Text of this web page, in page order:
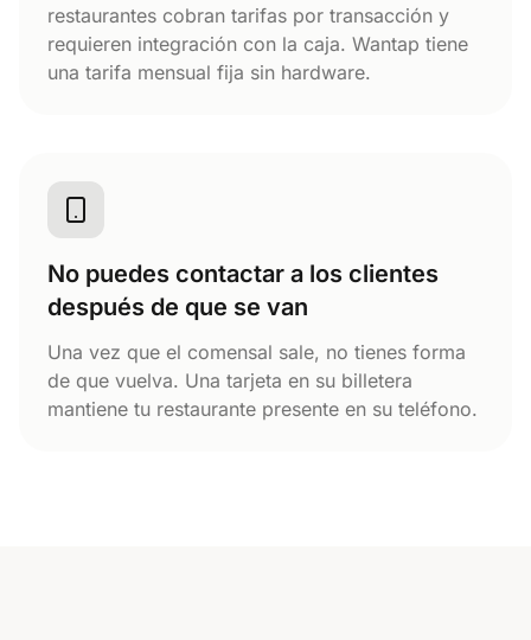
restaurantes cobran tarifas por transacción y
requieren integración con la caja. Wantap tiene
una tarifa mensual fija sin hardware.
No puedes contactar a los clientes
después de que se van
Una vez que el comensal sale, no tienes forma
de que vuelva. Una tarjeta en su billetera
mantiene tu restaurante presente en su teléfono.